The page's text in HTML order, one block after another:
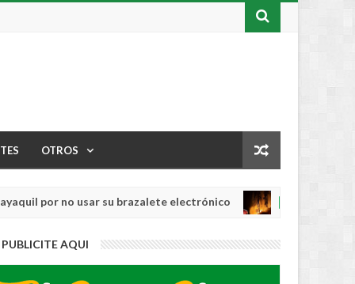
OTROS
no usar su brazalete electrónico
20260
INTERNACIONAL
PUBLICITE AQUI